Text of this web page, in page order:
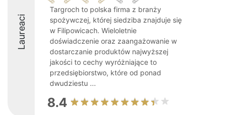
Laureaci
Targroch to polska firma z branży
spożywczej, której siedziba znajduje się
w Filipowicach. Wieloletnie
doświadczenie oraz zaangażowanie w
dostarczanie produktów najwyższej
jakości to cechy wyróżniające to
przedsiębiorstwo, które od ponad
dwudziestu ...
8.4